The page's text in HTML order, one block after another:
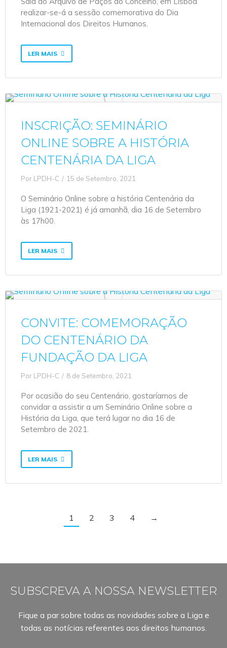
realizar-se-á a sessão comemorativa do Dia
Internacional dos Direitos Humanos.
LER MAIS
INSCRIÇÃO: SEMINÁRIO
ONLINE SOBRE A HISTÓRIA
CENTENÁRIA DA LIGA
Por LPDH-C 15 de Setembro, 2021
O Seminário Online sobre a história Centenária da
Liga (1921-2021) é já amanhã, dia 16 de Setembro
às 17h00.
LER MAIS
CONVITE: COMEMORAÇÃO
DO CENTENÁRIO DA
FUNDAÇÃO DA LIGA
Por LPDH-C 8 de Setembro, 2021
Por ocasião do seu Centenário, gostaríamos de
convidar a assistir a um Seminário Online sobre a
História da Liga, que terá lugar no dia 16 de
Setembro de 2021.
LER MAIS
1 2 3 4 →
SUBSCREVA A NOSSA NEWSLETTER
Fique a par sobre todas as novidades sobre a Liga e
todas as notícias referentes aos direitos humanos.